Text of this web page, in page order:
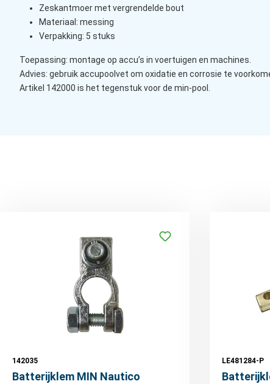
Zeskantmoer met vergrendelde bout
Materiaal: messing
Verpakking: 5 stuks
Toepassing: montage op accu’s in voertuigen en machines.
Advies: gebruik accupoolvet om oxidatie en corrosie te
Artikel 142000 is het tegenstuk voor de min-pool.
142035
Batterijklem MIN Nautico
LE481284-P